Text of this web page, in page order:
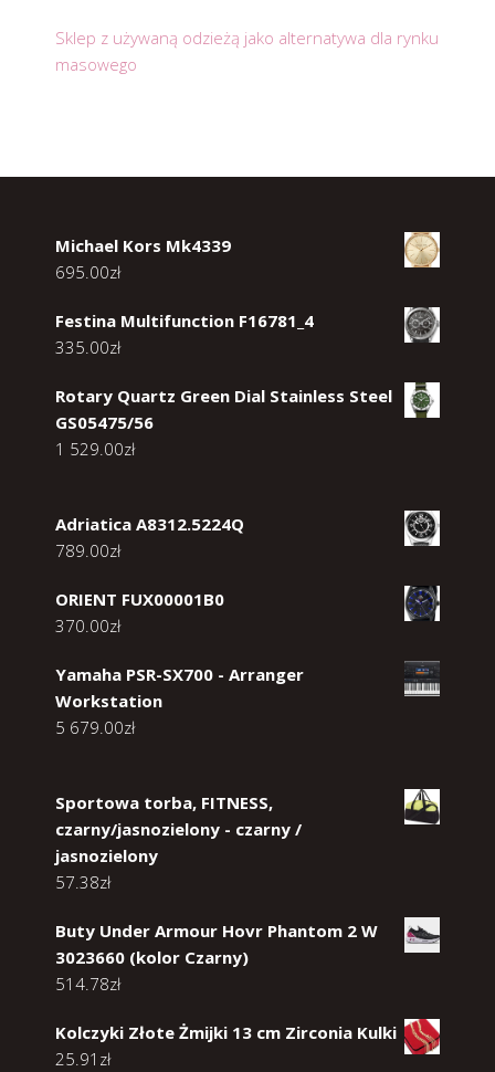
Sklep z używaną odzieżą jako alternatywa dla rynku
masowego
Michael Kors Mk4339
695.00zł
Festina Multifunction F16781_4
335.00zł
Rotary Quartz Green Dial Stainless Steel
GS05475/56
1 529.00zł
Adriatica A8312.5224Q
789.00zł
ORIENT FUX00001B0
370.00zł
Yamaha PSR-SX700 - Arranger
Workstation
5 679.00zł
Sportowa torba, FITNESS,
czarny/jasnozielony - czarny /
jasnozielony
57.38zł
Buty Under Armour Hovr Phantom 2 W
3023660 (kolor Czarny)
514.78zł
Kolczyki Złote Żmijki 13 cm Zirconia Kulki
25.91 zł